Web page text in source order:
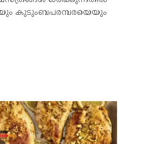
കുടുംബപരമ്പരയെയും